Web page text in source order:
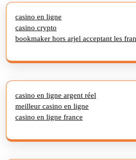
casino en ligne
casino crypto
bookmaker hors arjel acceptant les
casino en ligne argent réel
meilleur casino en ligne
casino en ligne france